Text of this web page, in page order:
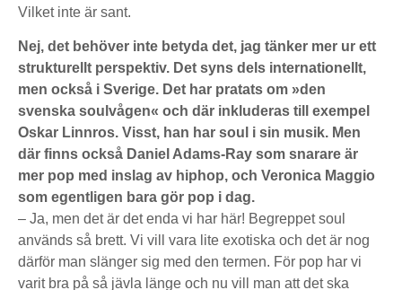
Vilket inte är sant.
Nej, det behöver inte betyda det, jag tänker mer ur ett
strukturellt perspektiv. Det syns dels internationellt,
men också i Sverige. Det har pratats om »den
svenska soulvågen« och där inkluderas till exempel
Oskar Linnros. Visst, han har soul i sin musik. Men
där finns också Daniel Adams-Ray som snarare är
mer pop med inslag av hiphop, och Veronica Maggio
som egentligen bara gör pop i dag.
– Ja, men det är det enda vi har här! Begreppet soul
används så brett. Vi vill vara lite exotiska och det är nog
därför man slänger sig med den termen. För pop har vi
varit bra på så jävla länge och nu vill man att det ska